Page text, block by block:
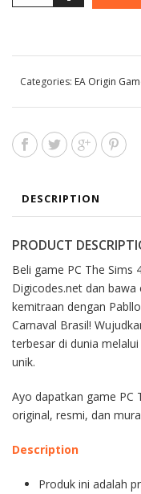
Categories: EA Origin
DESCRIPTION
PRODUCT
Beli game PC The Sims
Digicodes.net dan bawa
kemitraan dengan
Carnaval Brasil!
terbesar di dunia
unik.
Ayo dapatkan game PC
original, resmi, dan
Description
Produk ini adalah